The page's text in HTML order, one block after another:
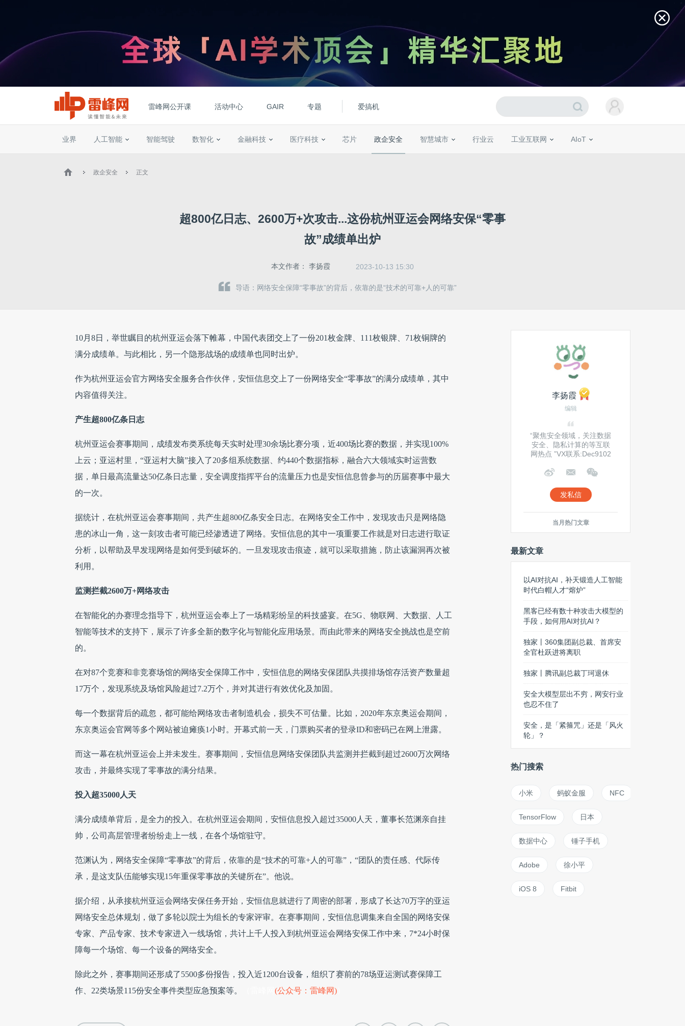
雷峰网公开课 活动中心 GAIR 专题 爱搞机
业界 人工智能 智能驾驶 数智化 金融科技 医疗科技 芯片 政企安全 智慧城市 行业云 工业互联网 AIoT
政企安全 正文
超800亿日志、2600万+次攻击...这份杭州亚运会网络安保“零事
故”成绩单出炉
本文作者： 李扬霞 2023-10-13 15:30
导语：网络安全保障“零事故”的背后，依靠的是“技术的可靠+人的可靠”
10月8日，举世瞩目的杭州亚运会落下帷幕，中国代表团交上了一份201枚金牌、111枚银牌、71枚铜牌的
满分成绩单。与此相比，另一个隐形战场的成绩单也同时出炉。
作为杭州亚运会官方网络安全服务合作伙伴，安恒信息交上了一份网络安全“零事故”的满分成绩单，其中
内容值得关注。
产生超800亿条日志
杭州亚运会赛事期间，成绩发布类系统每天实时处理30余场比赛分项，近400场比赛的数据，并实现100%
上云；亚运村里，“亚运村大脑”接入了20多组系统数据、约440个数据指标，融合六大领域实时运营数
据，单日最高流量达50亿条日志量，安全调度指挥平台的流量压力也是安恒信息曾参与的历届赛事中最大
的一次。
据统计，在杭州亚运会赛事期间，共产生超800亿条安全日志。在网络安全工作中，发现攻击只是网络隐
患的冰山一角，这一刻攻击者可能已经渗透进了网络。安恒信息的其中一项重要工作就是对日志进行取证
分析，以帮助及早发现网络是如何受到破坏的。一旦发现攻击痕迹，就可以采取措施，防止该漏洞再次被
利用。
监测拦截2600万+网络攻击
在智能化的办赛理念指导下，杭州亚运会奉上了一场精彩纷呈的科技盛宴。在5G、物联网、大数据、人工
智能等技术的支持下，展示了许多全新的数字化与智能化应用场景。而由此带来的网络安全挑战也是空前
的。
在对87个竞赛和非竞赛场馆的网络安全保障工作中，安恒信息的网络安保团队共摸排场馆存活资产数量超
17万个，发现系统及场馆风险超过7.2万个，并对其进行有效优化及加固。
每一个数据背后的疏忽，都可能给网络攻击者制造机会，损失不可估量。比如，2020年东京奥运会期间，
东京奥运会官网等多个网站被迫瘫痪1小时。开幕式前一天，门票购买者的登录ID和密码已在网上泄露。
而这一幕在杭州亚运会上并未发生。赛事期间，安恒信息网络安保团队共监测并拦截到超过2600万次网络
攻击，并最终实现了零事故的满分结果。
投入超35000人天
满分成绩单背后，是全力的投入。在杭州亚运会期间，安恒信息投入超过35000人天，董事长范渊亲自挂
帅，公司高层管理者纷纷走上一线，在各个场馆驻守。
范渊认为，网络安全保障“零事故”的背后，依靠的是“技术的可靠+人的可靠”，“团队的责任感、代际传
承，是这支队伍能够实现15年重保零事故的关键所在”。他说。
据介绍，从承接杭州亚运会网络安保任务开始，安恒信息就进行了周密的部署，形成了长达70万字的亚运
网络安全总体规划，做了多轮以院士为组长的专家评审。在赛事期间，安恒信息调集来自全国的网络安保
专家、产品专家、技术专家进入一线场馆，共计上千人投入到杭州亚运会网络安保工作中来，7*24小时保
障每一个场馆、每一个设备的网络安全。
除此之外，赛事期间还形成了5500多份报告，投入近1200台设备，组织了赛前的78场亚运测试赛保障工
作、22类场景115份安全事件类型应急预案等。
(公众号：雷峰网)
李扬霞
编辑
“聚焦安全领域，关注数据
安全、隐私计算的等互联
网热点 ”VX联系:Dec9102
发私信
当月热门文章
最新文章
以AI对抗AI，补天锻造人工智能
时代白帽人才“熔炉”
黑客已经有数十种攻击大模型的
手段，如何用AI对抗AI？
独家丨360集团副总裁、首席安
全官杜跃进将离职
独家丨腾讯副总裁丁珂退休
安全大模型层出不穷，网安行业
也忍不住了
安全，是「紧箍咒」还是「风火
轮」？
热门搜索
小米 蚂蚁金服 NFC
TensorFlow 日本
数据中心 锤子手机
Adobe 徐小平
iOS 8 Fitbit